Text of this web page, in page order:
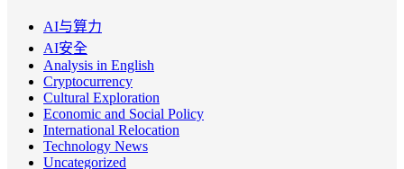
AI与算力
AI安全
Analysis in English
Cryptocurrency
Cultural Exploration
Economic and Social Policy
International Relocation
Technology News
Uncategorized